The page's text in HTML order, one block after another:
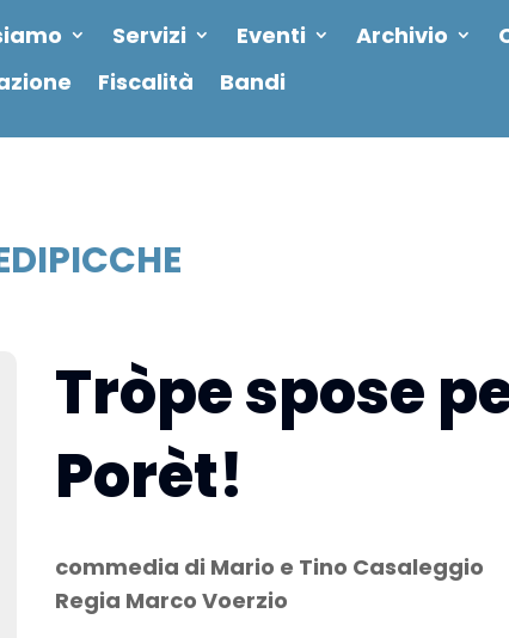
Servizi Eventi Archivio
Fiscalità Bandi
Tròpe spose
Porèt!
commedia di Mario e Tino Casaleggio
Regia Marco Voerzio